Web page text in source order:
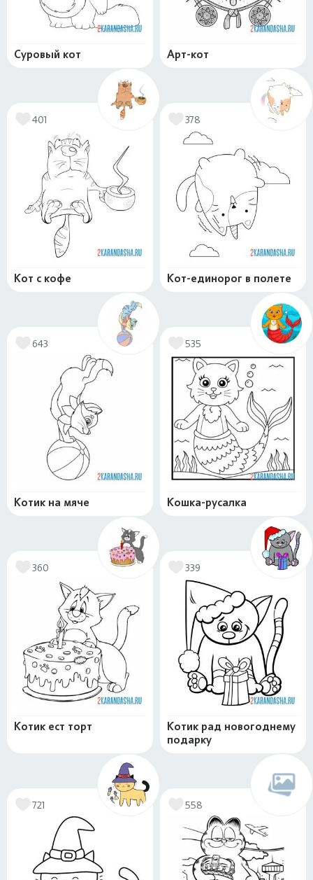
Суровый кот Арт-кот
401
Кот с кофе
378
Кот-единорог в полете
643
Котик на мяче
535
Кошка-русалка
360
Котик ест торт
339
Котик рад новогоднему
подарку
721 558